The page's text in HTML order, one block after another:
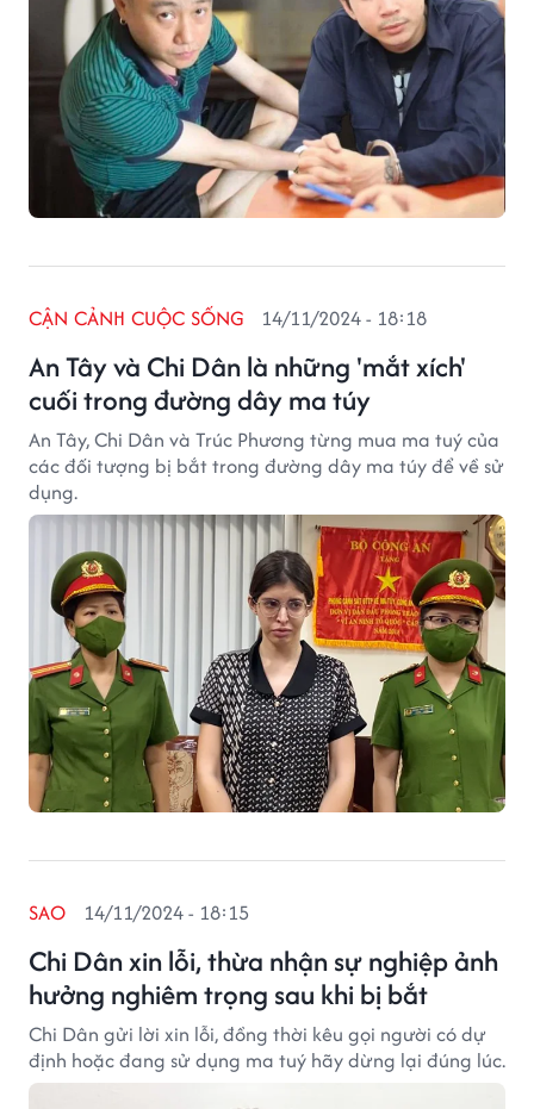
An Tây và Chi Dân là những 'mắt xích'
cuối trong đường dây ma túy
CẬN CẢNH CUỘC SỐNG 14/11/2024 - 18:18
An Tây, Chi Dân và Trúc Phương từng mua ma tuý của
các đối tượng bị bắt trong đường dây ma túy để về sử
dụng.
Chi Dân xin lỗi, thừa nhận sự nghiệp ảnh
hưởng nghiêm trọng sau khi bị bắt
SAO 14/11/2024 - 18:15
Chi Dân gửi lời xin lỗi, đồng thời kêu gọi người có dự
định hoặc đang sử dụng ma tuý hãy dừng lại đúng lúc.